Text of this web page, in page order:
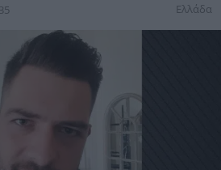
Ελλάδα